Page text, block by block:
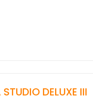
DELUXE III